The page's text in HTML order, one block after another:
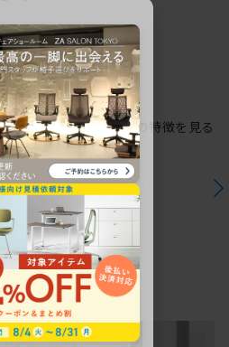
項
シリーズの特徴を見る